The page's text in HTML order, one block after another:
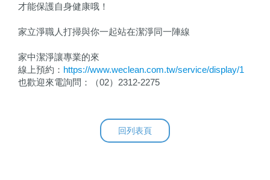
才能保護自身健康哦！
家立淨職人打掃與你一起站在潔淨同一陣線
家中潔淨讓專業的來
線上預約： https://www.weclean.com.tw/service/display/1
也歡迎來電詢問：（02）2312-2275
回列表頁